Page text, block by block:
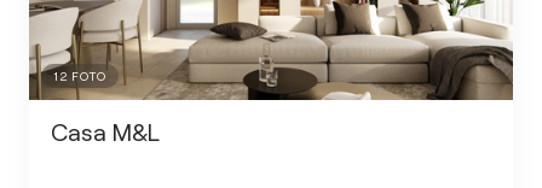
12 FOTO
Casa M&L